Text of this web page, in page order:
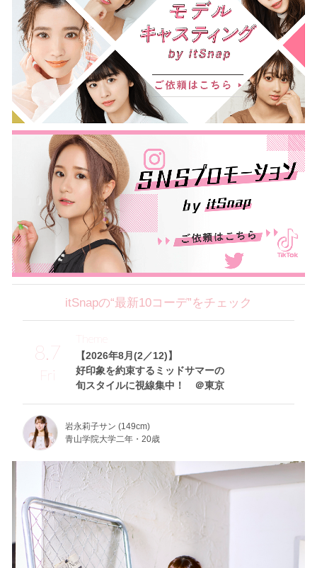
itSnapの“最新10コーデ”をチェック
8.7
Fri
【2026年8月(2／12)】
好印象を約束するミッドサマーの
旬スタイルに視線集中！ ＠東京
Theme
岩永莉子サン (149cm)
青山学院大学二年・20歳